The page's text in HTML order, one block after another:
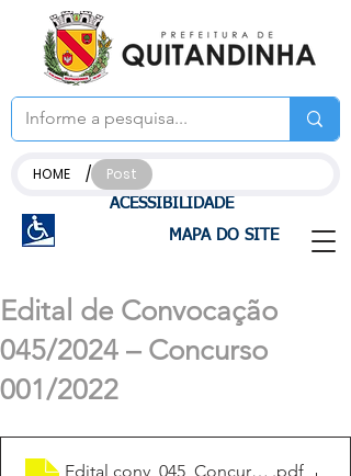
ACESSIBILIDADE
MAPA DO SITE
HOME / Post
Edital de Convocação
045/2024 – Concurso
001/2022
Edital conv_045_Concurso_012022 (1)
.pdf